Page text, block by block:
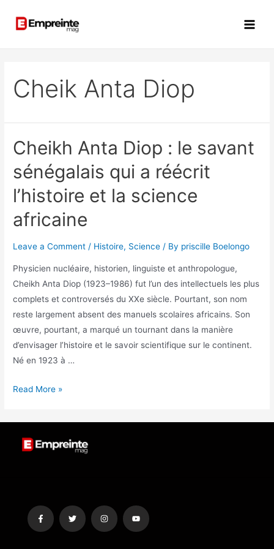
Cheik Anta Diop
Cheikh Anta Diop : le savant
sénégalais qui a réécrit
l’histoire et la science
africaine
Leave a Comment / Histoire, Science / By priscille Boelongo
Physicien nucléaire, historien, linguiste et anthropologue,
Cheikh Anta Diop (1923–1986) fut l’un des intellectuels les plus
complets et controversés du XXe siècle. Pourtant, son nom
reste largement absent des manuels scolaires africains. Son
œuvre, pourtant, a marqué un tournant dans la manière
d’envisager l’histoire et le savoir scientifique sur le continent.
Né en 1923 à …
Read More »